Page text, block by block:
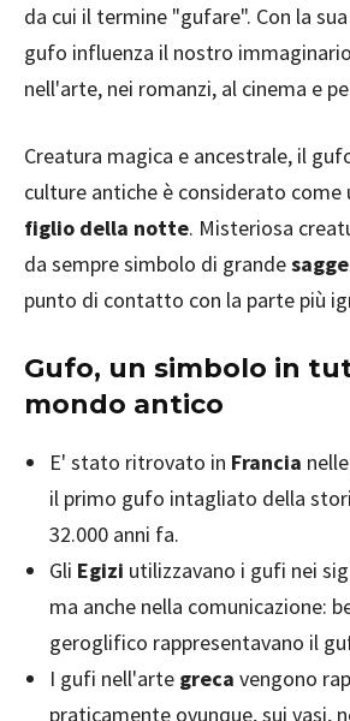
da cui il termine "gufare". Con la
gufo influenza il nostro
nell'arte, nei romanzi, al cinema e
Creatura magica e ancestrale, il
culture antiche è considerato come
figlio della notte. Misteriosa
da sempre simbolo di grande
punto di contatto con la parte più
Gufo, un simbolo in
mondo antico
E' stato ritrovato in Francia
il primo gufo intagliato della
32.000 anni fa.
Gli Egizi utilizzavano i gufi nei
ma anche nella comunicazione:
geroglifico rappresentavano il
I gufi nell'arte greca vengono
praticamente ovunque, sui vasi,